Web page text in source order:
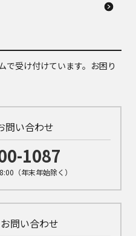
で受け付けています。お困り
問い合わせ
1087
（年末年始除く）
問い合わせ